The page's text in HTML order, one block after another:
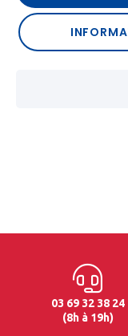
03 69 32 38 24
(8h à 19h)